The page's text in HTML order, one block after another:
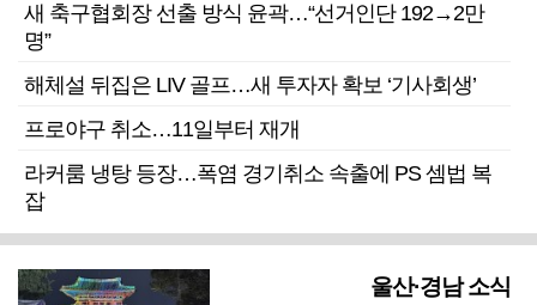
새 축구협회장 선출 방식 윤곽…“선거인단 192→2만
명”
해체설 뒤집은 LIV 골프…새 투자자 확보 ‘기사회생’
프로야구 취소…11일부터 재개
라커룸 냉탕 등장…폭염 경기취소 속출에 PS 셈법 복
잡
울산·경남 소식